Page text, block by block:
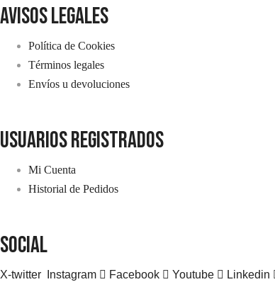
avisos legales
Política de Cookies
Términos legales
Envíos u devoluciones
usuarios registrados
Mi Cuenta
Historial de Pedidos
SOCIAL
X-twitter Instagram Facebook Youtube Linkedin